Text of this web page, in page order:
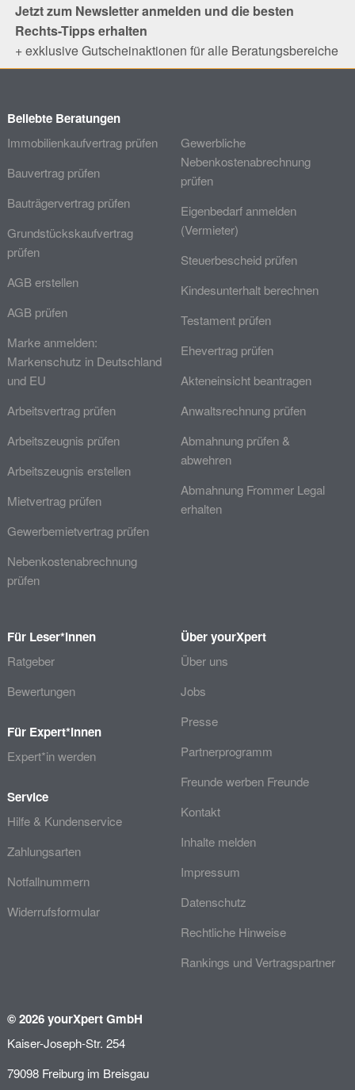
Jetzt zum Newsletter anmelden und die besten
Rechts-Tipps erhalten
+ exklusive Gutscheinaktionen für alle Beratungsbereiche
Beliebte Beratungen
Immobilienkaufvertrag prüfen
Bauvertrag prüfen
Bauträgervertrag prüfen
Grundstückskaufvertrag
prüfen
AGB erstellen
AGB prüfen
Marke anmelden:
Markenschutz in Deutschland
und EU
Arbeitsvertrag prüfen
Arbeitszeugnis prüfen
Arbeitszeugnis erstellen
Mietvertrag prüfen
Gewerbemietvertrag prüfen
Nebenkostenabrechnung
prüfen
Gewerbliche
Nebenkostenabrechnung
prüfen
Eigenbedarf anmelden
(Vermieter)
Steuerbescheid prüfen
Kindesunterhalt berechnen
Testament prüfen
Ehevertrag prüfen
Akteneinsicht beantragen
Anwaltsrechnung prüfen
Abmahnung prüfen &
abwehren
Abmahnung Frommer Legal
erhalten
Für Leser*innen
Ratgeber
Bewertungen
Für Expert*innen
Expert*in werden
Service
Hilfe & Kundenservice
Zahlungsarten
Notfallnummern
Widerrufsformular
Über yourXpert
Über uns
Jobs
Presse
Partnerprogramm
Freunde werben Freunde
Kontakt
Inhalte melden
Impressum
Datenschutz
Rechtliche Hinweise
Rankings und Vertragspartner
© 2026 yourXpert GmbH
Kaiser-Joseph-Str. 254
79098 Freiburg im Breisgau